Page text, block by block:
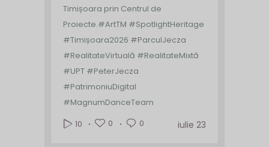
Timișoara prin Centrul de
Proiecte.#ArtTM #SpotlightHeritage
#Timișoara2026 #ParculJecza
#RealitateVirtuală #RealitateMixtă
#UPT #PeterJecza
#PatrimoniuDigital
#MagnumDanceTeam
10
0 0 iulie 23